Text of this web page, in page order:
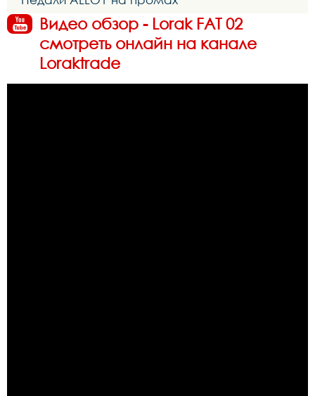
Видео обзор - Lorak FAT 02
смотреть онлайн на канале
Loraktrade